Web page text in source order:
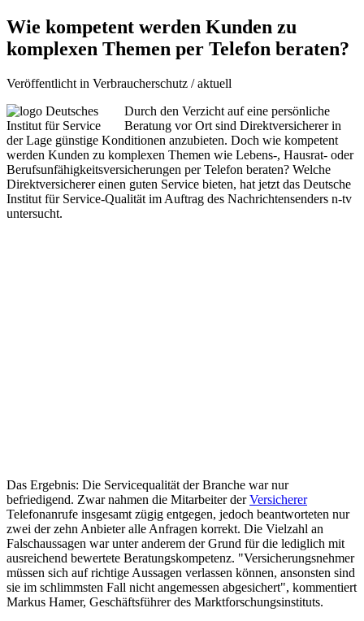
Wie kompetent werden Kunden zu
komplexen Themen per Telefon beraten?
Veröffentlicht in Verbraucherschutz / aktuell
Durch den Verzicht auf eine persönliche
Beratung vor Ort sind Direktversicherer in
der Lage günstige Konditionen anzubieten. Doch wie kompetent
werden Kunden zu komplexen Themen wie Lebens-, Hausrat- oder
Berufsunfähigkeitsversicherungen per Telefon beraten? Welche
Direktversicherer einen guten Service bieten, hat jetzt das Deutsche
Institut für Service-Qualität im Auftrag des Nachrichtensenders n-tv
untersucht.
Das Ergebnis: Die Servicequalität der Branche war nur
befriedigend. Zwar nahmen die Mitarbeiter derVersicherer
Telefonanrufe insgesamt zügig entgegen, jedoch beantworteten nur
zwei der zehn Anbieter alle Anfragen korrekt. Die Vielzahl an
Falschaussagen war unter anderem der Grund für die lediglich mit
ausreichend bewertete Beratungskompetenz. "Versicherungsnehmer
müssen sich auf richtige Aussagen verlassen können, ansonsten sind
sie im schlimmsten Fall nicht angemessen abgesichert", kommentiert
Markus Hamer, Geschäftsführer des Marktforschungsinstituts.